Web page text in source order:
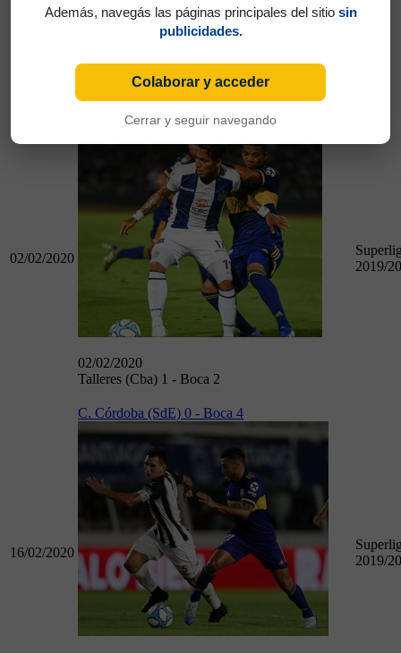
10/11/2019
Vélez 0 - Boca 0
02/02/2020
Talleres (Cba) 1 - Boca 2
02/02/2020
Talleres (Cba) 1 - Boca 2
2019/
16/02/2020
C. Córdoba (SdE) 0 - Boca 4
2019/
Además, navegás las páginas principales del sitio sin
publicidades.
Colaborar y acceder
Cerrar y seguir navegando